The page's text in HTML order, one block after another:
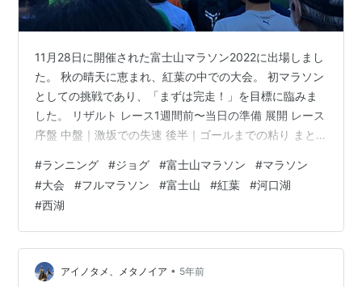
11月28日に開催された富士山マラソン2022に出場しまし
た。 秋の晴天に恵まれ、紅葉の中での大会。 初マラソン
としての挑戦であり、「まずは完走！」を目標に臨みま
した。 リザルト レース1週間前〜当日の準備 展開 レース
序盤 中盤｜激坂での失速 後半｜ゴールまでの粘り まと
レース1週間前〜当日の準備 ・距離走の不足を感じたため
7日前に180分間走を実施→約32kmほど、止まらずに3時
間体を動き続けて後半の粘りを強化。 ・以降はひたすら
走行距離を落としたMペース走（7km→5km→3km
4:10/km）と流し ・5日前くらいからウォーター…
#ランニング #ジョグ #富士山マラソン #マラソン
#大会 #フルマラソン #富士山 #紅葉 #河口湖
#西湖
アイノタメ、メタノイア • 5年前